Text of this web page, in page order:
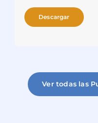
Descargar
Ver todas las